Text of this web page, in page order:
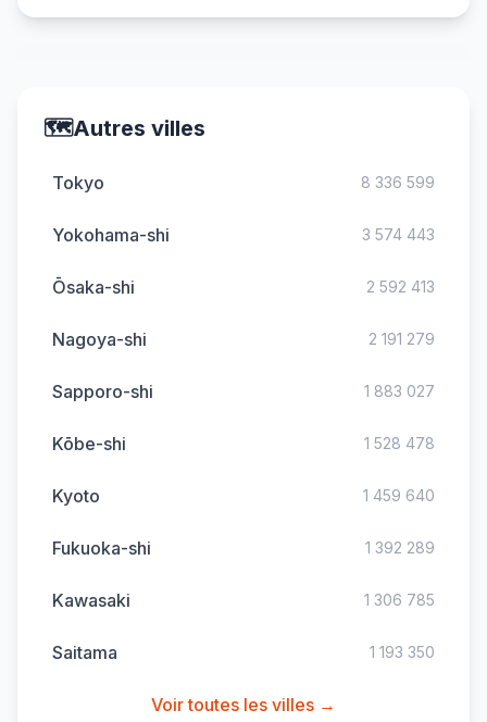
🗺️Autres villes
Tokyo 8 336 599
Yokohama-shi 3 574 443
Ōsaka-shi 2 592 413
Nagoya-shi 2 191 279
Sapporo-shi 1 883 027
Kōbe-shi 1 528 478
Kyoto 1 459 640
Fukuoka-shi 1 392 289
Kawasaki 1 306 785
Saitama 1 193 350
Voir toutes les villes →